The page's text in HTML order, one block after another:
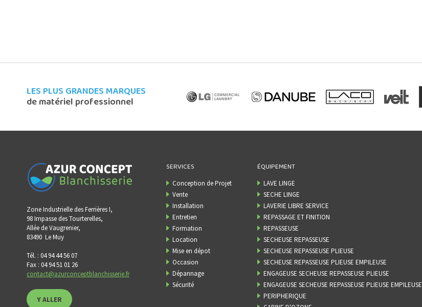
LES PLUS GRANDES MARQUES
de matériel professionnel
Zone Industrielle des Ferrières I,
98 Impasse des Tourterelles,
Allée de Vaugrenier,
83490 Le Muy
Tél. : 04 94 44 56 07
Fax : 04 94 51 01 26
contact@azurconceptblanchisserie.fr
Y ALLER
SERVICES
Conception de Projet
Vente
Installation
Entretien
Formation
Location
Mise en dépot
Occasion
Dépannage
Sécurité
ÉQUIPEMENT
LAVE LINGE
SECHE LINGE
LAVERIE LIBRE SERVICE
REPASSAGE ET FINITION
REPASSEUSE
SECHEUSE REPASSEUSE
SECHEUSE REPASSEUSE PLIEUSE
SECHEUSE REPASSEUSE PLIEUSE EMPILEUSE
ENGAGEUSE SECHEUSE REPASSEUSE PLIEUSE
ENGAGEUSE SECHEUSE REPASSEUSE PLIEUSE EMPILEUSE
PERIPHERIQUE